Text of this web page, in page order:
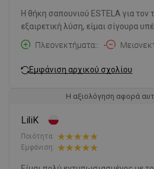
Η θήκη σαπουνιού ESTELA για τον
εξαιρετική λύση, είμαι σίγουρα
Πλεονεκτήματα:
-
Εμφάνιση αρχικού σχολίου
Η αξιολόγηση αφορά
LiliK
Ποιότητα:
Εμφάνιση: